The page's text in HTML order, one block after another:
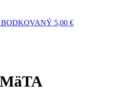
5,00 €